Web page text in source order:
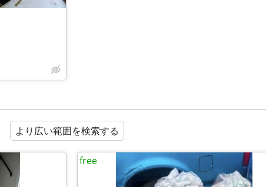
より広い範囲を検索する
free